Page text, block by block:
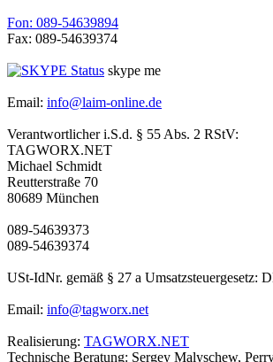
Fon: 089-54639894
Fax: 089-54639374
skype me
Email: info@laim-online.de
Verantwortlicher i.S.d. § 55 Abs. 2 RStV:
TAGWORX.NET
Michael Schmidt
Reutterstraße 70
80689 München
089-54639373
089-54639374
USt-IdNr. gemäß § 27 a Umsatzsteuergesetz:
Email: info@tagworx.net
Realisierung: TAGWORX.NET
Technische Beratung: Sergey Malyschew,